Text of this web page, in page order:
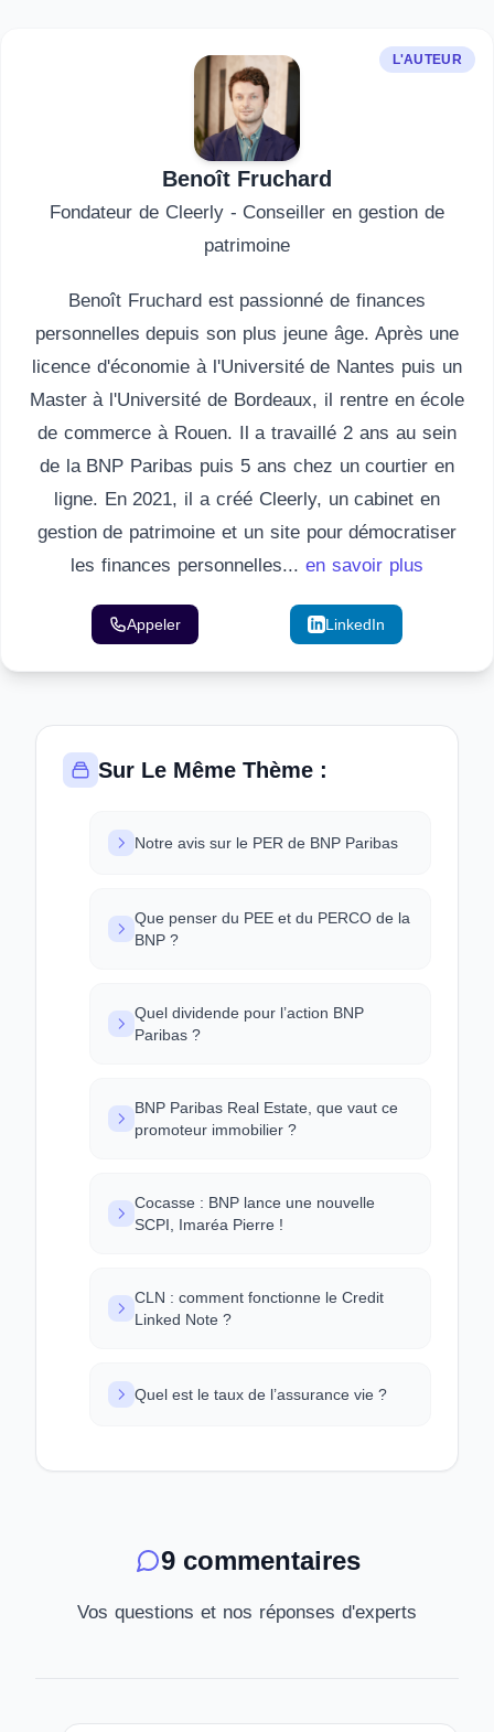
L'AUTEUR
Benoît Fruchard
Fondateur de Cleerly - Conseiller en gestion de
patrimoine
Benoît Fruchard est passionné de finances
personnelles depuis son plus jeune âge. Après une
licence d'économie à l'Université de Nantes puis un
Master à l'Université de Bordeaux, il rentre en école
de commerce à Rouen. Il a travaillé 2 ans au sein
de la BNP Paribas puis 5 ans chez un courtier en
ligne. En 2021, il a créé Cleerly, un cabinet en
gestion de patrimoine et un site pour démocratiser
les finances personnelles... en savoir plus
Appeler LinkedIn
Sur Le Même Thème :
Notre avis sur le PER de BNP Paribas
Que penser du PEE et du PERCO de la
BNP ?
Quel dividende pour l’action BNP
Paribas ?
BNP Paribas Real Estate, que vaut ce
promoteur immobilier ?
Cocasse : BNP lance une nouvelle
SCPI, Imaréa Pierre !
CLN : comment fonctionne le Credit
Linked Note ?
Quel est le taux de l’assurance vie ?
9 commentaires
Vos questions et nos réponses d'experts